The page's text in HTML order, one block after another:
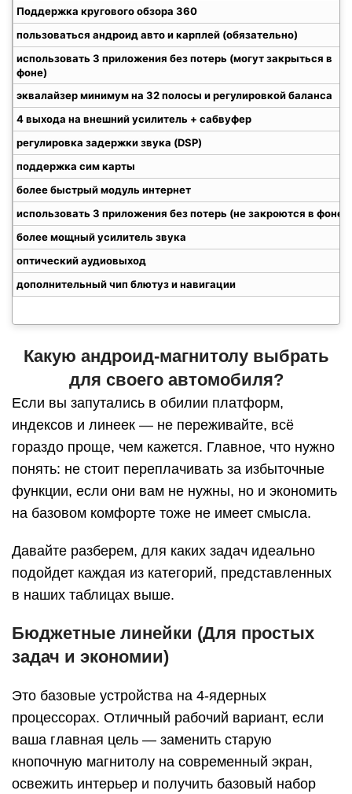
Поддержка кругового обзора 360
пользоваться андроид авто и карплей (обязательно)
использовать 3 приложения без потерь (могут закрыться в
фоне)
эквалайзер минимум на 32 полосы и регулировкой баланса
4 выхода на внешний усилитель + сабвуфер
регулировка задержки звука (DSP)
поддержка сим карты
более быстрый модуль интернет
использовать 3 приложения без потерь (не закроются в фоне)
более мощный усилитель звука
оптический аудиовыход
дополнительный чип блютуз и навигации
Какую андроид-магнитолу выбрать
для своего автомобиля?
Если вы запутались в обилии платформ,
индексов и линеек — не переживайте, всё
гораздо проще, чем кажется. Главное, что нужно
понять: не стоит переплачивать за избыточные
функции, если они вам не нужны, но и экономить
на базовом комфорте тоже не имеет смысла.
Давайте разберем, для каких задач идеально
подойдет каждая из категорий, представленных
в наших таблицах выше.
Бюджетные линейки (Для простых
задач и экономии)
Это базовые устройства на 4-ядерных
процессорах. Отличный рабочий вариант, если
ваша главная цель — заменить старую
кнопочную магнитолу на современный экран,
освежить интерьер и получить базовый набор